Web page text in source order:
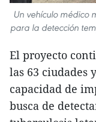
Un vehículo médico
para la detección
El proyecto
las 63 ciudades
capacidad de
busca de